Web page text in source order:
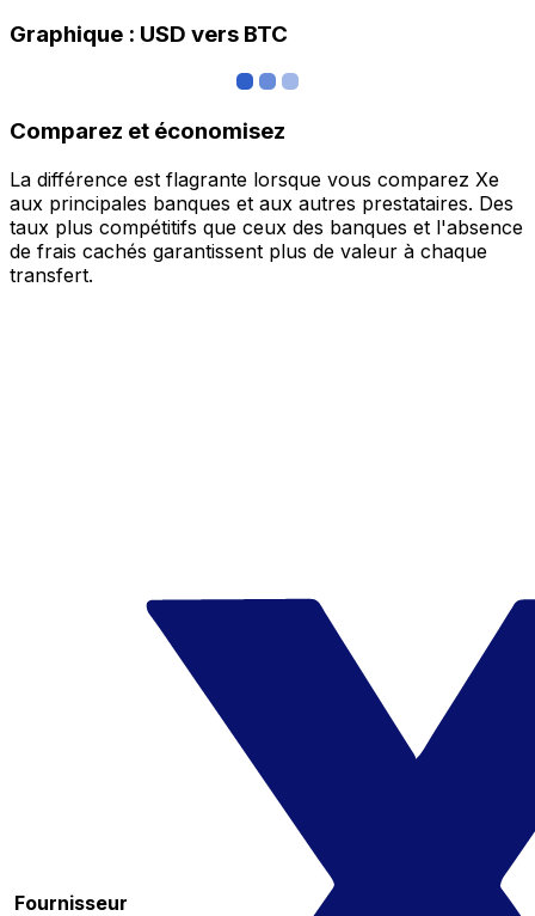
Graphique : USD vers BTC
Comparez et économisez
La différence est flagrante lorsque vous comparez Xe
aux principales banques et aux autres prestataires. Des
taux plus compétitifs que ceux des banques et l'absence
de frais cachés garantissent plus de valeur à chaque
transfert.
Fournisseur